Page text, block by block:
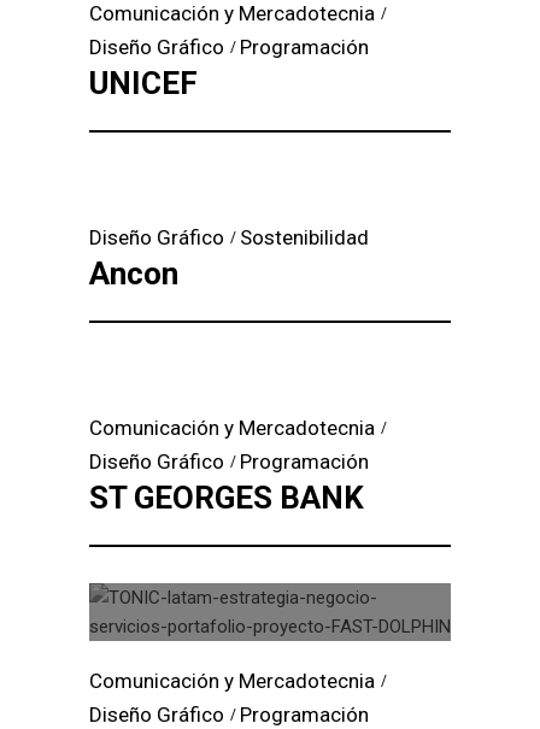
Comunicación y Mercadotecnia
Diseño Gráfico
Programación
UNICEF
Diseño Gráfico Sostenibilidad
Ancon
Comunicación y Mercadotecnia
Diseño Gráfico
Programación
ST GEORGES BANK
Comunicación y Mercadotecnia
Diseño Gráfico
Programación